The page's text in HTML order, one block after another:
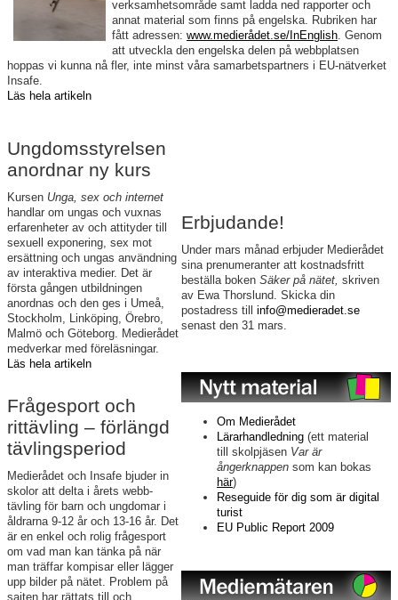
verksamhetsområde samt ladda ned rapporter och
annat material som finns på engelska. Rubriken har
fått adressen: www.medierådet.se/InEnglish . Genom
att utveckla den engelska delen på webbplatsen
hoppas vi kunna nå fler, inte minst våra samarbetspartners i EU-nätverket
Insafe.
Läs hela artikeln
Ungdomsstyrelsen
anordnar ny kurs
Kursen Unga, sex och internet
handlar om ungas och vuxnas
erfarenheter av och attityder till
sexuell exponering, sex mot
ersättning och ungas användning
av interaktiva medier. Det är
första gången utbildningen
anordnas och den ges i Umeå,
Stockholm, Linköping, Örebro,
Malmö och Göteborg. Medierådet
medverkar med föreläsningar.
Läs hela artikeln
Frågesport och
rittävling – förlängd
tävlingsperiod
Medierådet och Insafe bjuder in
skolor att delta i årets webb-
tävling för barn och ungdomar i
åldrarna 9-12 år och 13-16 år. Det
är en enkel och rolig frågesport
om vad man kan tänka på när
man träffar kompisar eller lägger
upp bilder på nätet. Problem på
sajten har rättats till och
Erbjudande!
Under mars månad erbjuder Medierådet
sina prenumeranter att kostnadsfritt
beställa boken Säker på nätet, skriven
av Ewa Thorslund. Skicka din
postadress till info@medieradet.se
senast den 31 mars.
Om Medierådet
Lärarhandledning (ett material
till skolpjäsen Var är
ångerknappen som kan bokas
här)
Reseguide för dig som är digital
turist
EU Public Report 2009